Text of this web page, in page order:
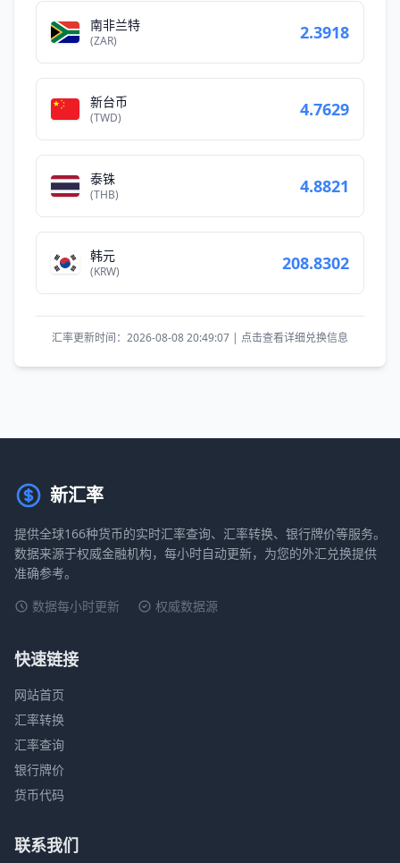
南非兰特
(ZAR) 2.3918
新台币
(TWD) 4.7629
泰铢
(THB) 4.8821
韩元
(KRW) 208.8302
汇率更新时间：2026-08-08 20:49:07 | 点击查看详细兑换信息
新汇率
提供全球166种货币的实时汇率查询、汇率转换、银行牌价等服务。
数据来源于权威金融机构，每小时自动更新，为您的外汇兑换提供
准确参考。
数据每小时更新
权威数据源
快速链接
网站首页
汇率转换
汇率查询
银行牌价
货币代码
联系我们